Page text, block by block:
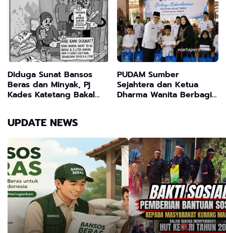
Tuntut Keadilan
Bulog
Diduga Sunat Bansos
Beras dan Minyak, Pj
Kades Katetang Bakal
PUDAM Sumber
Sejahtera dan Ketua
Dharma Wanita Berbagi
UPDATE NEWS